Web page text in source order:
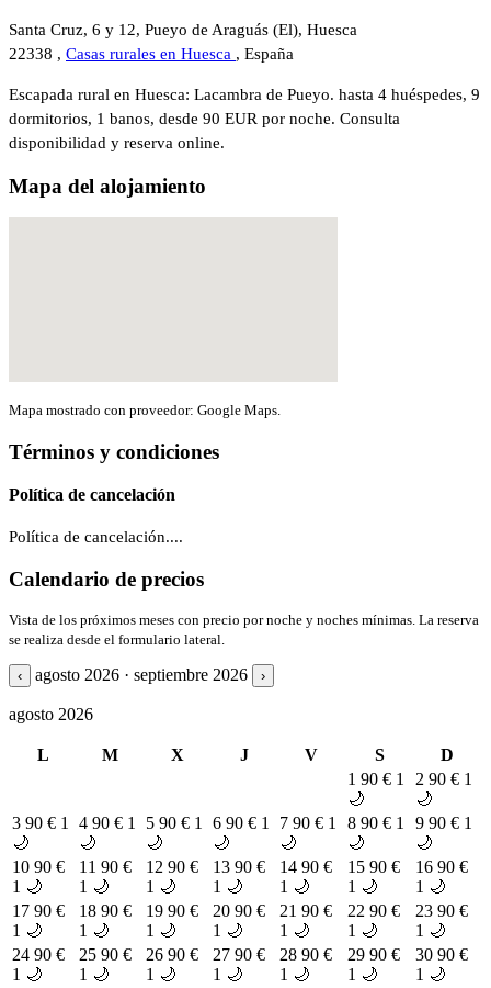
Santa Cruz, 6 y 12, Pueyo de Araguás (El), Huesca
22338 , Casas rurales en Huesca , España
Escapada rural en Huesca: Lacambra de Pueyo. hasta 4 huéspedes, 9
dormitorios, 1 banos, desde 90 EUR por noche. Consulta
disponibilidad y reserva online.
Mapa del alojamiento
Mapa mostrado con proveedor: Google Maps.
Términos y condiciones
Política de cancelación
Política de cancelación....
Calendario de precios
Vista de los próximos meses con precio por noche y noches mínimas. La reserva
se realiza desde el formulario lateral.
‹ agosto 2026 · septiembre 2026 ›
agosto 2026
L M X J V S
D
1 90 € 1
🌙
2 90 € 1
🌙
3 90 € 1
🌙
4 90 € 1
🌙
5 90 € 1
🌙
6 90 € 1
🌙
7 90 € 1
🌙
8 90 € 1
🌙
9 90 € 1
🌙
10 90 €
1 🌙
11 90 €
1 🌙
12 90 €
1 🌙
13 90 €
1 🌙
14 90 €
1 🌙
15 90 €
1 🌙
16 90 €
1 🌙
17 90 €
1 🌙
18 90 €
1 🌙
19 90 €
1 🌙
20 90 €
1 🌙
21 90 €
1 🌙
22 90 €
1 🌙
23 90 €
1 🌙
24 90 €
1 🌙
25 90 €
1 🌙
26 90 €
1 🌙
27 90 €
1 🌙
28 90 €
1 🌙
29 90 €
1 🌙
30 90 €
1 🌙